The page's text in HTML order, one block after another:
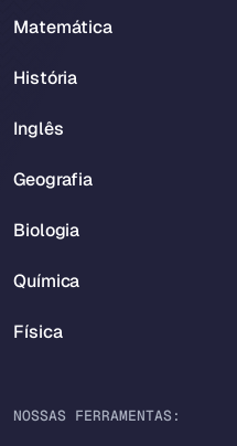
Matemática
História
Inglês
Geografia
Biologia
Química
Física
NOSSAS FERRAMENTAS: